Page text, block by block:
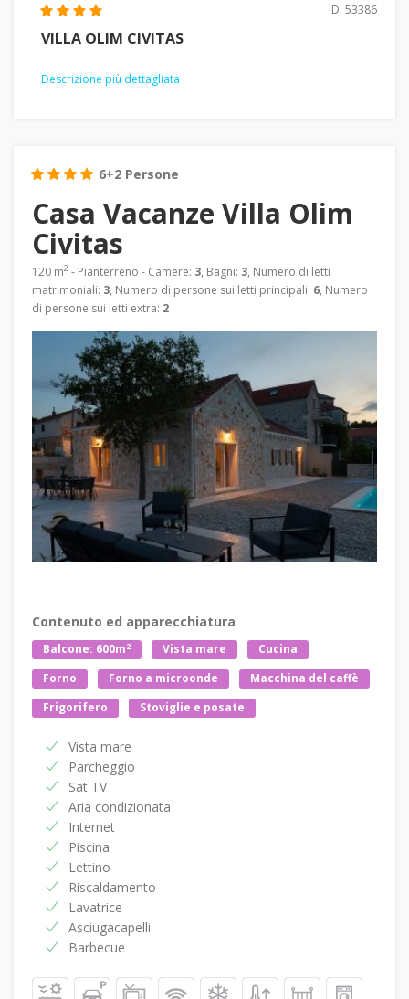
ID: 53386
VILLA OLIM CIVITAS
Descrizione più dettagliata
6+2 Persone
Casa Vacanze Villa Olim
Civitas
120 m2 - Pianterreno - Camere: 3, Bagni: 3, Numero di letti
matrimoniali: 3, Numero di persone sui letti principali: 6, Numero
di persone sui letti extra: 2
Contenuto ed apparecchiatura
Balcone: 600m2 Vista mare
Cucina
Forno
Forno a microonde
Macchina del caffè
Frigorifero
Stoviglie e posate
Vista mare
Parcheggio
Sat TV
Aria condizionata
Internet
Piscina
Lettino
Riscaldamento
Lavatrice
Asciugacapelli
Barbecue